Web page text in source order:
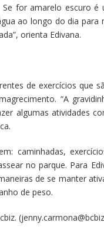
for amarelo escuro
ao longo do dia
orienta Edivana.
de exercícios que
“A
algumas atividades
caminhadas,
no parque. Para
de se manter
de peso.
(